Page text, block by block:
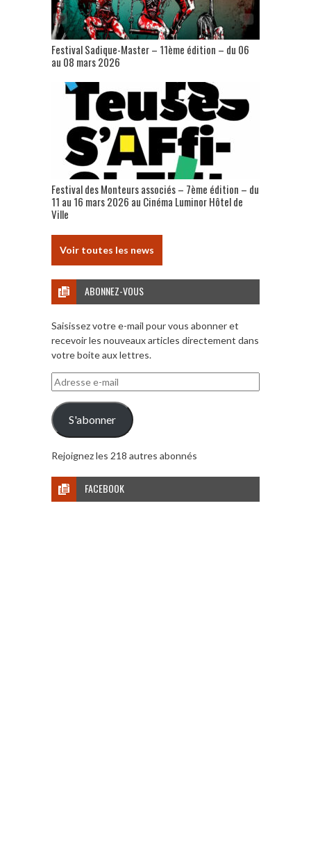
Festival Sadique-Master – 11ème édition – du 06
au 08 mars 2026
Festival des Monteurs associés – 7ème édition – du
11 au 16 mars 2026 au Cinéma Luminor Hôtel de
Ville
Voir toutes les news
ABONNEZ-VOUS
Saisissez votre e-mail pour vous abonner et
recevoir les nouveaux articles directement dans
votre boite aux lettres.
Adresse
e-
mail
S'abonner
Rejoignez les 218 autres abonnés
FACEBOOK